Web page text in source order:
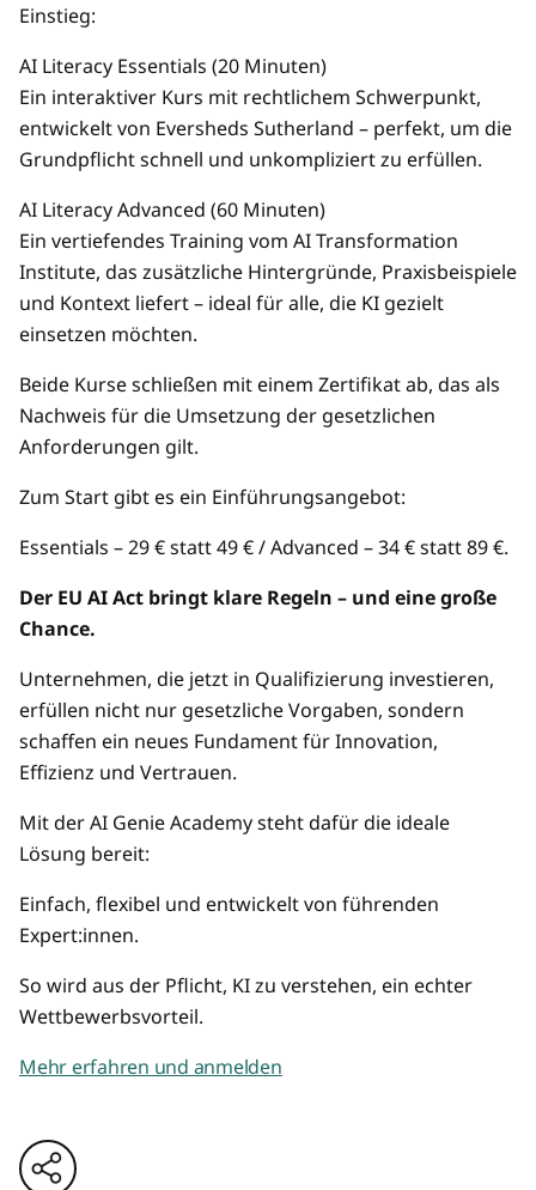
Einstieg:
AI Literacy Essentials (20 Minuten)
Ein interaktiver Kurs mit rechtlichem Schwerpunkt,
entwickelt von Eversheds Sutherland – perfekt, um die
Grundpflicht schnell und unkompliziert zu erfüllen.
AI Literacy Advanced (60 Minuten)
Ein vertiefendes Training vom AI Transformation
Institute, das zusätzliche Hintergründe, Praxisbeispiele
und Kontext liefert – ideal für alle, die KI gezielt
einsetzen möchten.
Beide Kurse schließen mit einem Zertifikat ab, das als
Nachweis für die Umsetzung der gesetzlichen
Anforderungen gilt.
Zum Start gibt es ein Einführungsangebot:
Essentials – 29 € statt 49 € / Advanced – 34 € statt 89 €.
Der EU AI Act bringt klare Regeln – und eine große
Chance.
Unternehmen, die jetzt in Qualifizierung investieren,
erfüllen nicht nur gesetzliche Vorgaben, sondern
schaffen ein neues Fundament für Innovation,
Effizienz und Vertrauen.
Mit der AI Genie Academy steht dafür die ideale
Lösung bereit:
Einfach, flexibel und entwickelt von führenden
Expert:innen.
So wird aus der Pflicht, KI zu verstehen, ein echter
Wettbewerbsvorteil.
Mehr erfahren und anmelden